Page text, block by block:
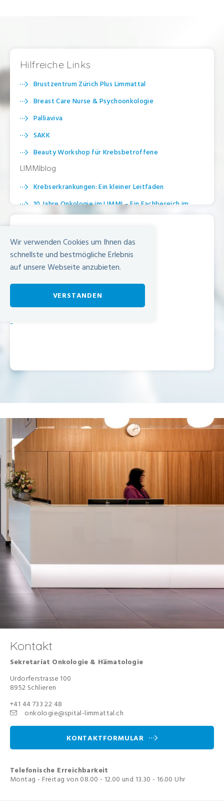
Hilfreiche Links
Brustzentrum Zürich Plus Limmattal
Breast Care Nurse & Psychoonkologie
Palliaviva
SAKK
Beauty Workshop für Krebsbetroffene
LIMMIblog
Krebserkrankungen: Ein kleiner Leitfaden
10 Jahre Onkologie im LIMMI – Ein Fachbereich im
Broschüre – Mundhygiene bei
Chemotherapie
Kontakt
Sekretariat Onkologie & Hämatologie
Urdorferstrasse 100
8952 Schlieren
+41 44 733 22 48
onkologie@spital-limmattal.ch
KONTAKTFORMULAR
Telefonische Erreichbarkeit
Montag - Freitag von 08.00 - 12.00 und 13.30 - 16.00 Uhr
Wir verwenden Cookies um Ihnen das
schnellste und bestmögliche Erlebnis
auf unsere Webseite anzubieten.
VERSTANDEN
-